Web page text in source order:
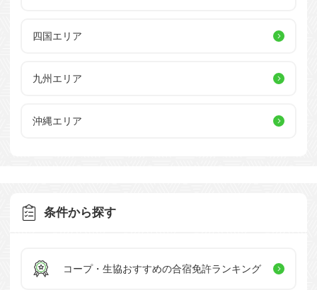
四国エリア
九州エリア
沖縄エリア
条件から探す
コープ・生協おすすめの合宿免許ランキング